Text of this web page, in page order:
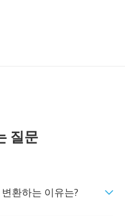
질문
환하는 이유는?